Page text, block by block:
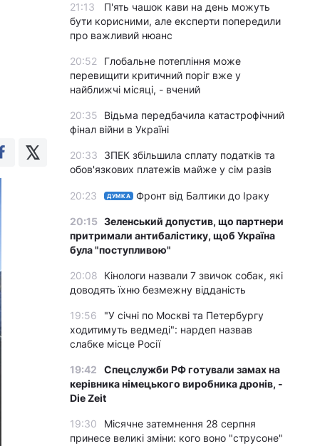
21:13
П'ять чашок кави на день можуть
бути корисними, але експерти попередили
про важливий нюанс
20:52
Глобальне потепління може
перевищити критичний поріг вже у
найближчі місяці, - вчений
20:35
Відьма передбачила катастрофічний
фінал війни в Україні
20:33
ЗПЕК збільшила сплату податків та
обов'язкових платежів майже у сім разів
20:23 ДУМКА Фронт від Балтики до Іраку
20:15 Зеленський допустив, що партнери
притримали антибалістику, щоб Україна
була "поступливою"
20:08
Кінологи назвали 7 звичок собак, які
доводять їхню безмежну відданість
19:56
"У січні по Москві та Петербургу
ходитимуть ведмеді": нардеп назвав
слабке місце Росії
19:42
Спецслужби РФ готували замах на
керівника німецького виробника дронів, -
Die Zeit
19:30
Місячне затемнення 28 серпня
принесе великі зміни: кого воно "струсоне"